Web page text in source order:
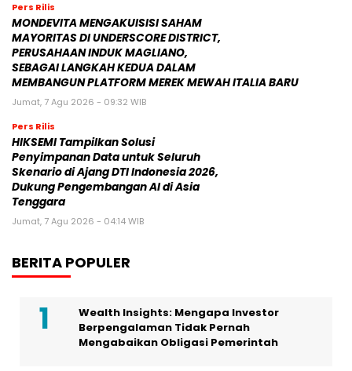
Pers Rilis
MONDEVITA MENGAKUISISI SAHAM
MAYORITAS DI UNDERSCORE DISTRICT,
PERUSAHAAN INDUK MAGLIANO,
SEBAGAI LANGKAH KEDUA DALAM
MEMBANGUN PLATFORM MEREK MEWAH ITALIA BARU
Jumat, 7 Agu 2026 - 09:32 WIB
Pers Rilis
HIKSEMI Tampilkan Solusi
Penyimpanan Data untuk Seluruh
Skenario di Ajang DTI Indonesia 2026,
Dukung Pengembangan AI di Asia
Tenggara
Jumat, 7 Agu 2026 - 04:14 WIB
BERITA POPULER
Wealth Insights: Mengapa Investor
Berpengalaman Tidak Pernah
Mengabaikan Obligasi Pemerintah